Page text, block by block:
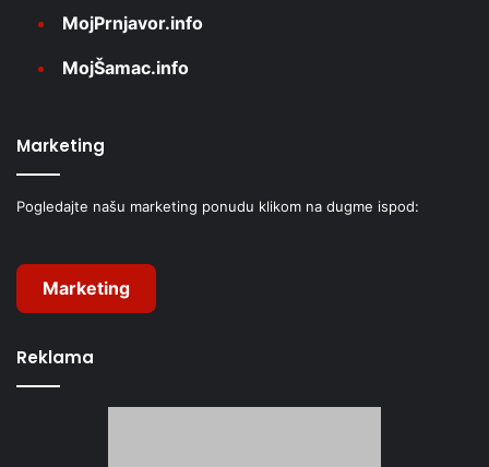
MojPrnjavor.info
MojŠamac.info
Marketing
Pogledajte našu marketing ponudu klikom na dugme ispod:
Marketing
Reklama